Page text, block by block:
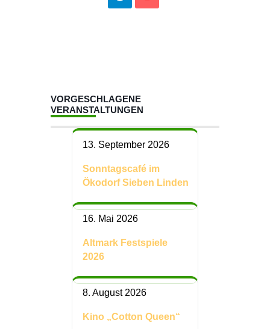
VORGESCHLAGENE
VERANSTALTUNGEN
13. September 2026
Sonntagscafé im
Ökodorf Sieben Linden
16. Mai 2026
Altmark Festspiele
2026
8. August 2026
Kino „Cotton Queen“